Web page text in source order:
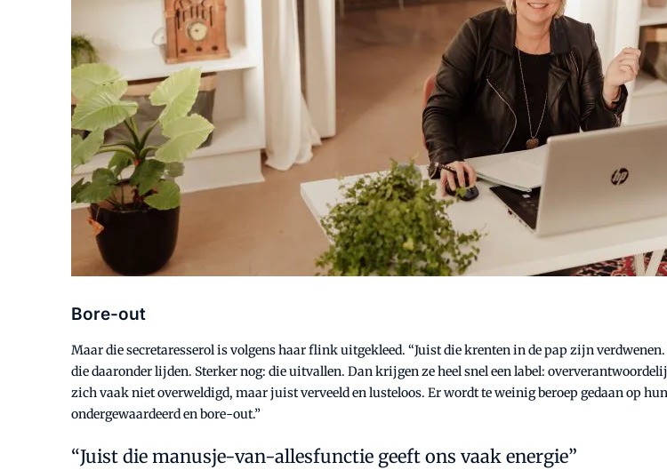
Bore-out
Maar die secretaresserol is volgens haar flink uitgekleed. “Juist die krenten in de pap zijn
die daaronder lijden. Sterker nog: die uitvallen. Dan krijgen ze heel snel een label:
zich vaak niet overweldigd, maar juist verveeld en lusteloos. Er wordt te weinig beroep gedaan op
ondergewaardeerd en bore-out.”
Juist die manusje-van-allesfunctie geeft ons vaak energie”